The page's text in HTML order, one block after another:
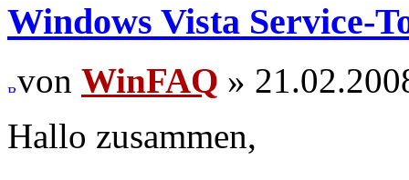
Windows Vista Service-
von WinFAQ »
Hallo zusammen,